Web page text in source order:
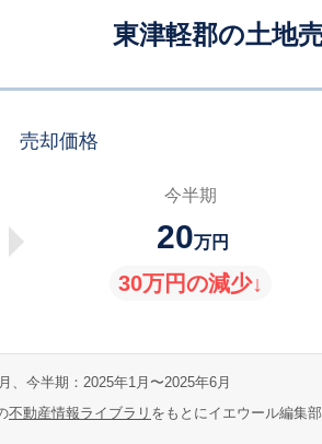
東津軽郡の土地
売却価格
今半期
20万円
30万円の減少↓
、今半期：2025年1月〜2025年6月
不動産情報ライブラリ をもとにイエウール編集